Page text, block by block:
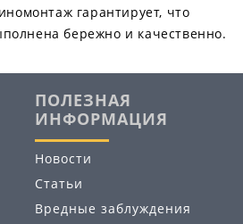
гарантирует, что
бережно и качественно.
ПОЛЕЗНАЯ
ИНФОРМАЦИЯ
Новости
Статьи
Вредные заблуждения